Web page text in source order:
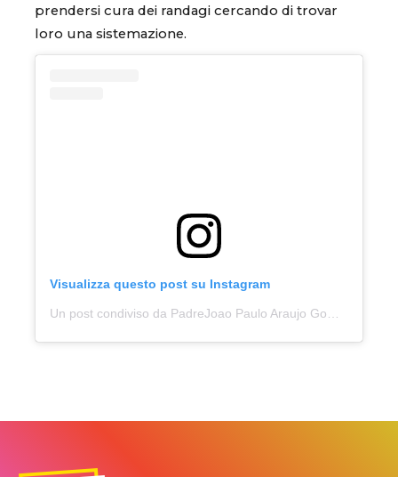
prendersi cura dei randagi cercando di trovar
loro una sistemazione.
Visualizza questo post su Instagram